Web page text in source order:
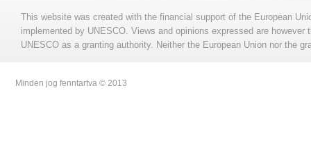
This website was created with the financial support of the European
implemented by UNESCO. Views and opinions expressed are
UNESCO as a granting authority. Neither the European Union nor the
Minden jog fenntartva © 2013